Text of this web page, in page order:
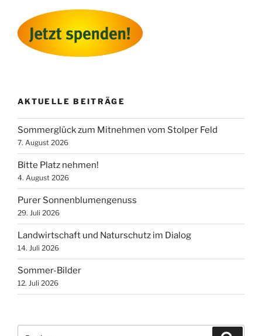
AKTUELLE BEITRÄGE
Sommerglück zum Mitnehmen vom Stolper Feld
7. August 2026
Bitte Platz nehmen!
4. August 2026
Purer Sonnenblumengenuss
29. Juli 2026
Landwirtschaft und Naturschutz im Dialog
14. Juli 2026
Sommer-Bilder
12. Juli 2026